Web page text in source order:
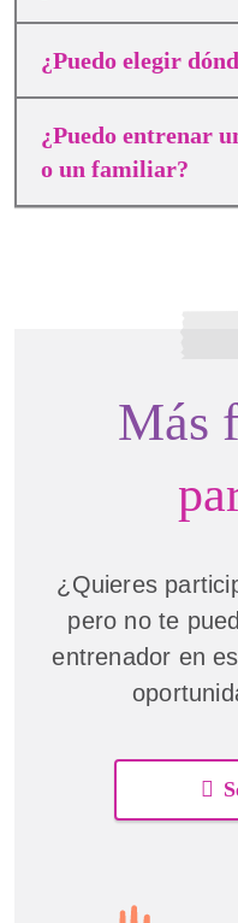
¿Puedo elegir
¿Puedo entrenar
o un familiar?
Más
¿Quieres
pero no te
entrenador en